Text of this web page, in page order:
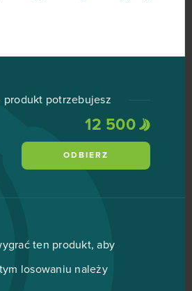
produkt potrzebujesz
12 500
ODBIERZ
ten produkt, aby
losowaniu należy